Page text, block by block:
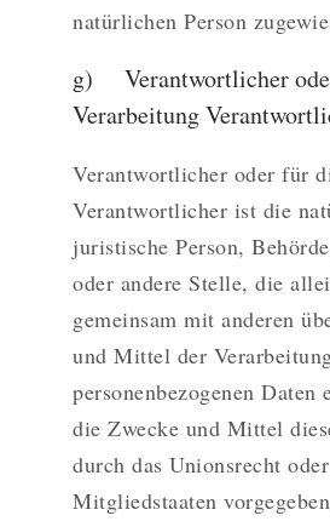
natürlichen Person
g) Verantwortlicher
Verarbeitung
Verantwortlicher oder für
Verantwortlicher ist die
juristische Person,
oder andere Stelle, die
gemeinsam mit anderen
und Mittel der
personenbezogenen Daten
die Zwecke und Mittel
durch das Unionsrecht
Mitgliedstaaten